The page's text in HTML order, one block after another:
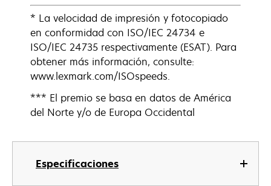
Especificaciones
* La velocidad de impresión y fotocopiado
en conformidad con ISO/IEC 24734 e
ISO/IEC 24735 respectivamente (ESAT). Para
obtener más información, consulte:
www.lexmark.com/ISOspeeds.
*** El premio se basa en datos de América
del Norte y/o de Europa Occidental